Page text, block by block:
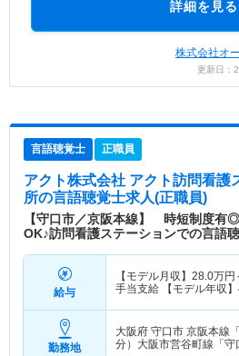
詳細を見る
株式会社オ
更新日：
言語聴覚士 正職員
アクト株式会社 アクト訪問看護
所の言語聴覚士求人(正職員)
【守口市／京阪本線】 時短制度有
OK♪訪問看護ステーションでの言語
給与
【モデル月収】 28.0万円
手当支給 【モデル年収】
勤務地
大阪府 守口市 京阪本線
分）大阪市営谷町線「守